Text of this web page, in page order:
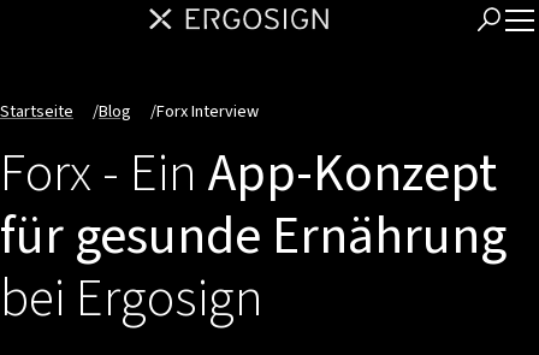
Startseite /Blog /Forx Interview
Forx - Ein App-Konzept
für gesunde Ernährung
bei Ergosign